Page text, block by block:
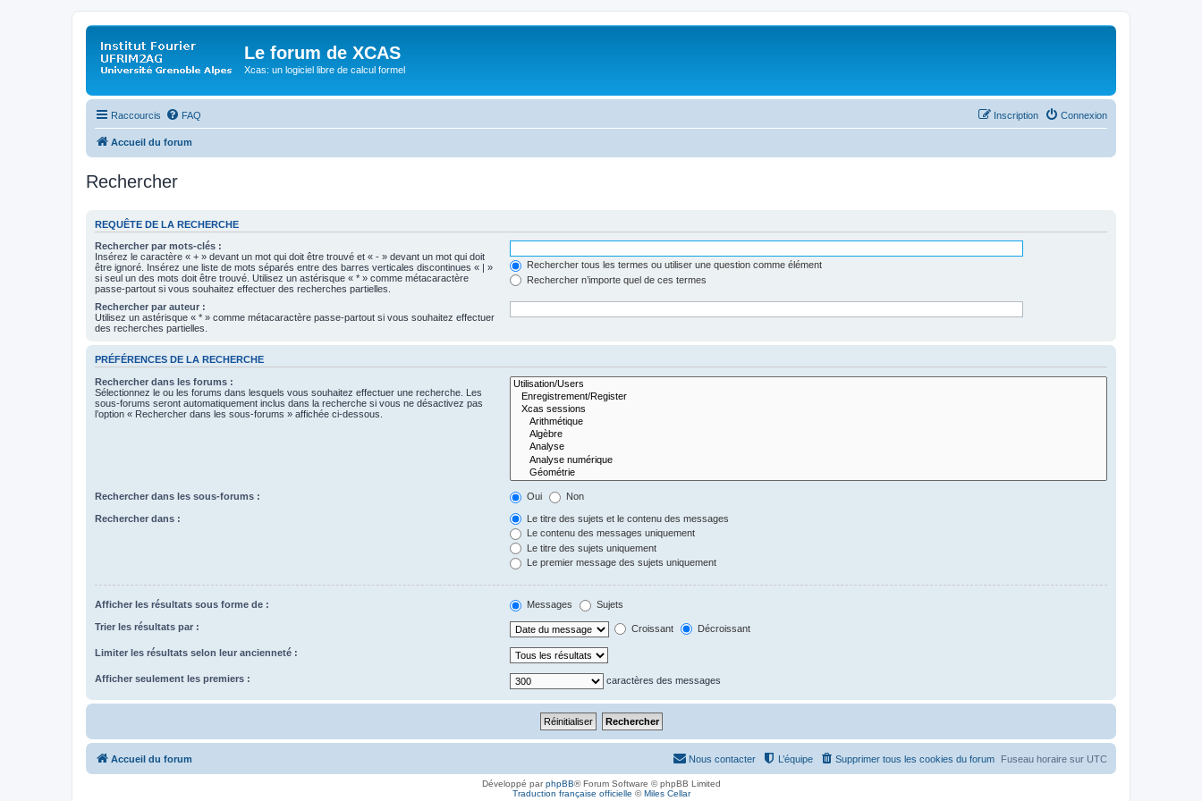
Le forum de XCAS
Xcas: un logiciel libre de calcul formel
Raccourcis FAQ Connexion
Inscription
Accueil du forum
Rechercher
REQUÊTE DE LA RECHERCHE
Rechercher par mots-clés :
Insérez le caractère « + » devant un mot qui doit être trouvé et « - » devant un mot qui doit
être ignoré. Insérez une liste de mots séparés entre des barres verticales discontinues « | »
si seul un des mots doit être trouvé. Utilisez un astérisque « * » comme métacaractère
passe-partout si vous souhaitez effectuer des recherches partielles.
Rechercher tous les termes ou utiliser une question comme élément
Rechercher n’importe quel de ces termes
Rechercher par auteur :
Utilisez un astérisque « * » comme métacaractère passe-partout si vous souhaitez effectuer
des recherches partielles.
PRÉFÉRENCES DE LA RECHERCHE
Rechercher dans les forums :
Sélectionnez le ou les forums dans lesquels vous souhaitez effectuer une recherche. Les
sous-forums seront automatiquement inclus dans la recherche si vous ne désactivez pas
l’option « Rechercher dans les sous-forums » affichée ci-dessous.
Rechercher dans les sous-forums : Oui Non
Rechercher dans :
Le titre des sujets et le contenu des messages
Le contenu des messages uniquement
Le titre des sujets uniquement
Le premier message des sujets uniquement
Afficher les résultats sous forme de : Messages Sujets
Trier les résultats par : Croissant Décroissant
Limiter les résultats selon leur ancienneté :
Afficher seulement les premiers : caractères des messages
Accueil du forum Fuseau horaire sur UTC
Supprimer tous les cookies du forum
L’équipe
Nous contacter
Développé parphpBB® Forum Software © phpBB Limited
Traduction française officielle ©Miles Cellar